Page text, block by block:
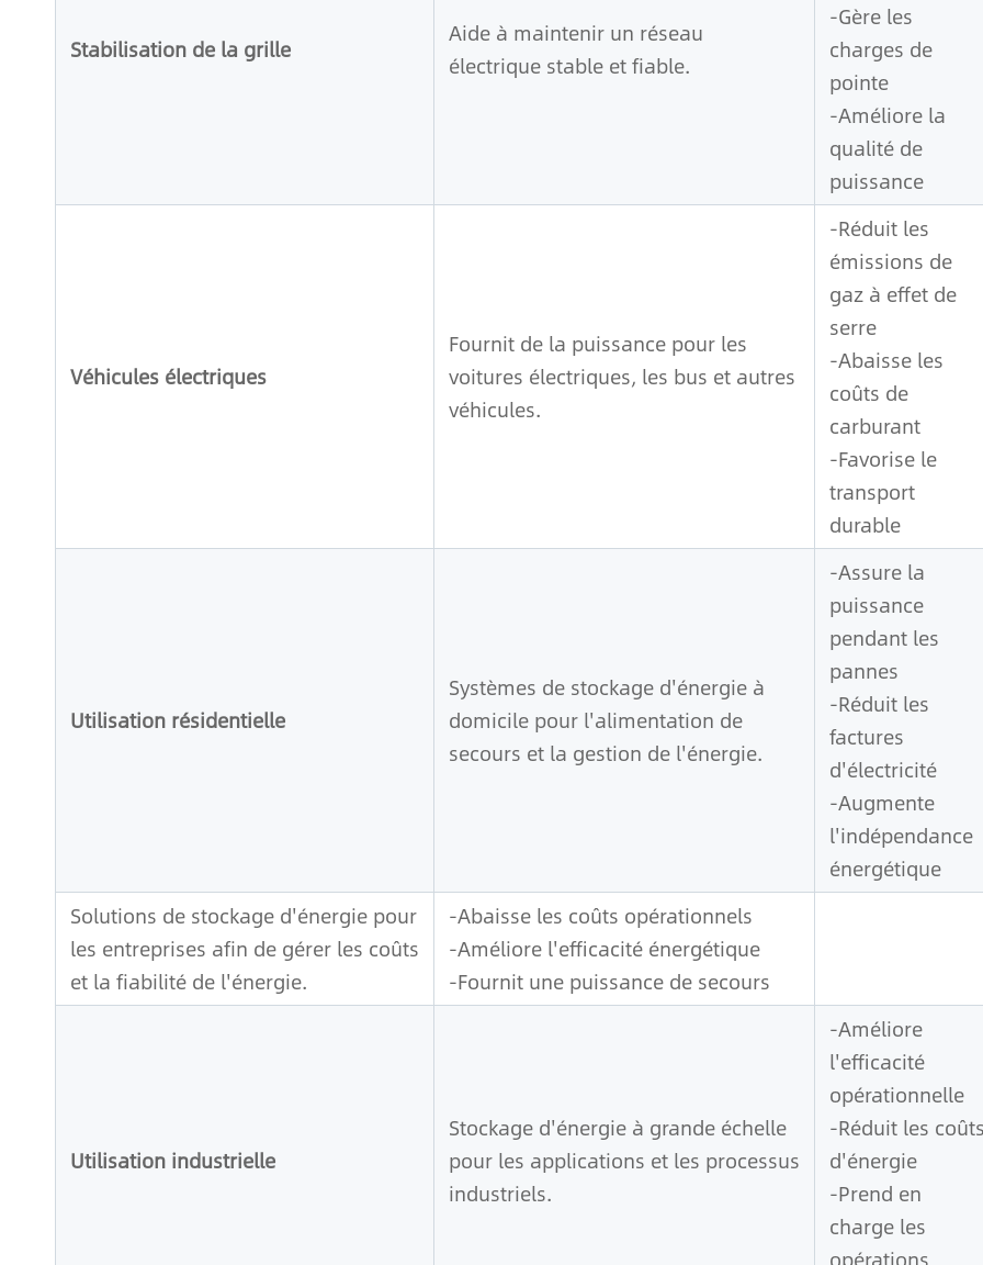
Stabilisation de la grille
Aide à maintenir un réseau
électrique stable et fiable.
-Gère les
charges de
pointe
-Améliore la
qualité de
puissance
Véhicules électriques
Fournit de la puissance pour les
voitures électriques, les bus et autres
véhicules.
-Réduit les
émissions de
gaz à effet de
serre
-Abaisse les
coûts de
carburant
-Favorise le
transport
durable
Utilisation résidentielle
Systèmes de stockage d'énergie à
domicile pour l'alimentation de
secours et la gestion de l'énergie.
-Assure la
puissance
pendant les
pannes
-Réduit les
factures
d'électricité
-Augmente
l'indépendance
énergétique
Solutions de stockage d'énergie pour
les entreprises afin de gérer les coûts
et la fiabilité de l'énergie.
-Abaisse les coûts opérationnels
-Améliore l'efficacité énergétique
-Fournit une puissance de secours
Utilisation industrielle
Stockage d'énergie à grande échelle
pour les applications et les processus
industriels.
-Améliore
l'efficacité
opérationnelle
-Réduit les
d'énergie
-Prend en
charge les